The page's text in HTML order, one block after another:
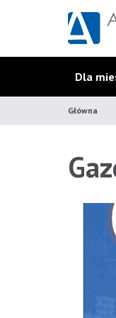
Dla
Główna